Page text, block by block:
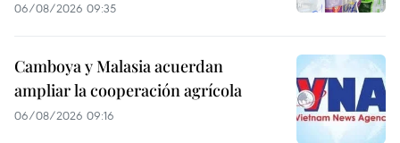
06/08/2026 09:35
Camboya y Malasia acuerdan
ampliar la cooperación agrícola
06/08/2026 09:16